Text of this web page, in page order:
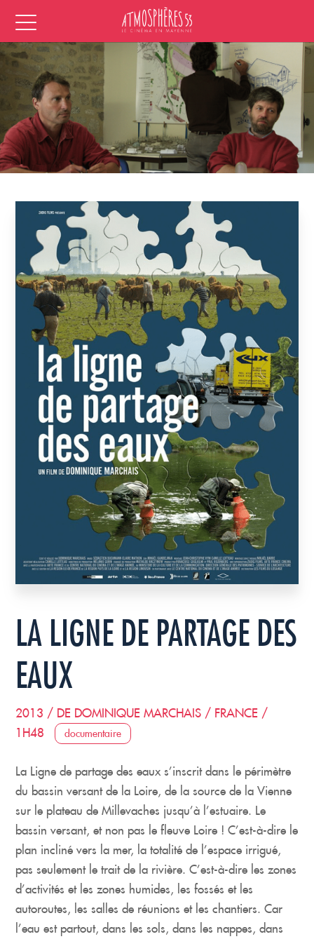
LA LIGNE DE PARTAGE DES
EAUX
2013 / DE DOMINIQUE MARCHAIS / FRANCE /
1H48
documentaire
La Ligne de partage des eaux s’inscrit dans le périmètre
du bassin versant de la Loire, de la source de la Vienne
sur le plateau de Millevaches jusqu’à l’estuaire. Le
bassin versant, et non pas le fleuve Loire ! C’est-à-dire le
plan incliné vers la mer, la totalité de l’espace irrigué,
pas seulement le trait de la rivière. C’est-à-dire les zones
d’activités et les zones humides, les fossés et les
autoroutes, les salles de réunions et les chantiers. Car
l’eau est partout, dans les sols, dans les nappes, dans